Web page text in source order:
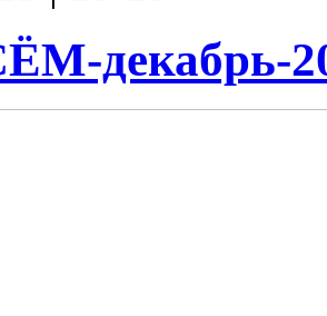
декабрь-